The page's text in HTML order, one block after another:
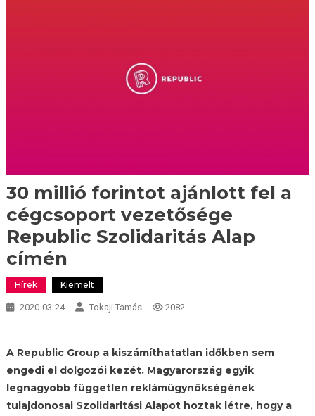
30 millió forintot ajánlott fel a
cégcsoport vezetősége
Republic Szolidaritás Alap
címén
Hírek Kiemelt
2020-03-24 Tokaji Tamás 2082
A Republic Group a kiszámíthatatlan időkben sem
engedi el dolgozói kezét. Magyarország egyik
legnagyobb független reklámügynökségének
tulajdonosai Szolidaritási Alapot hoztak létre, hogy a